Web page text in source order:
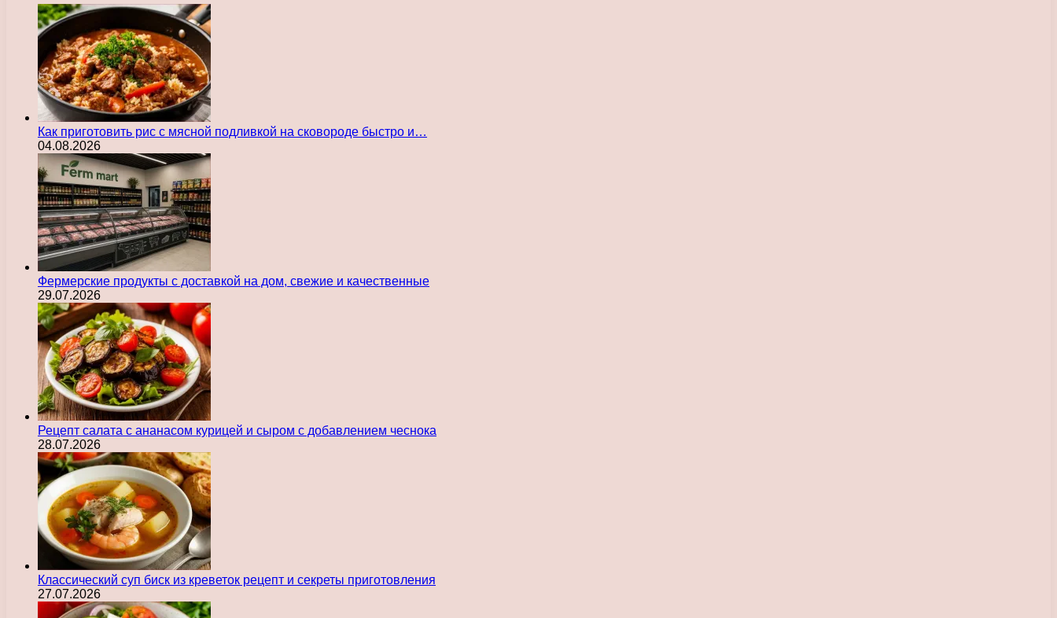
Как приготовить рис с мясной подливкой на сковороде быстро и…
04.08.2026
Фермерские продукты с доставкой на дом, свежие и качественные
29.07.2026
Рецепт салата с ананасом курицей и сыром с добавлением чеснока
28.07.2026
Классический суп биск из креветок рецепт и секреты приготовления
27.07.2026